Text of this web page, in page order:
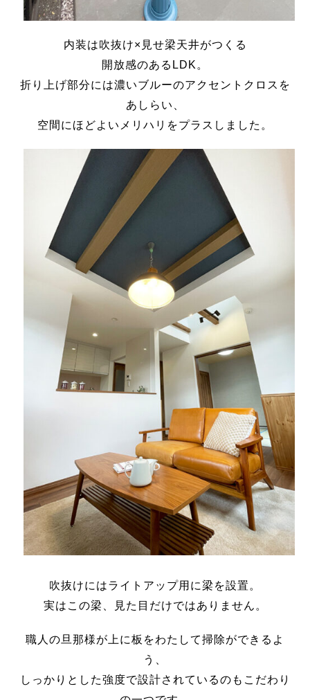
内装は吹抜け×見せ梁天井がつくる
開放感のあるLDK。
折り上げ部分には濃いブルーのアクセントクロスを
あしらい、
空間にほどよいメリハリをプラスしました。
吹抜けにはライトアップ用に梁を設置。
実はこの梁、見た目だけではありません。
職人の旦那様が上に板をわたして掃除ができるよ
う、
しっかりとした強度で設計されているのもこだわり